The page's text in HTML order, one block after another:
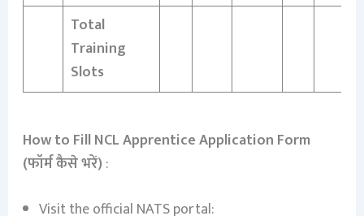
Total
Training
Slots
How to Fill NCL Apprentice Application Form
(फॉर्म कैसे भरें) :
Visit the official NATS portal: